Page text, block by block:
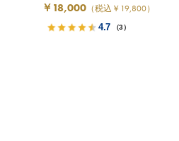
￥18,000（税込￥19,800）
4.7 （3）